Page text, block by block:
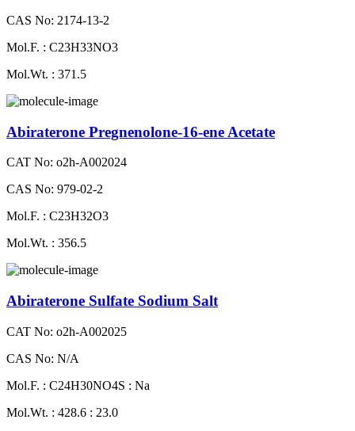
CAS No: 2174-13-2
Mol.F. : C23H33NO3
Mol.Wt. : 371.5
Abiraterone Pregnenolone-16-ene Acetate
CAT No: o2h-A002024
CAS No: 979-02-2
Mol.F. : C23H32O3
Mol.Wt. : 356.5
Abiraterone Sulfate Sodium Salt
CAT No: o2h-A002025
CAS No: N/A
Mol.F. : C24H30NO4S : Na
Mol.Wt. : 428.6 : 23.0